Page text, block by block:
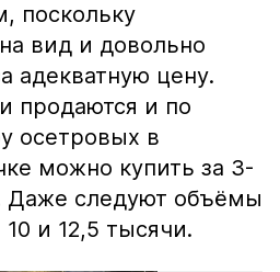
поскольку
вид и довольно
адекватную цену.
продаются и по
осетровых в
можно купить за 3-
Даже следуют объёмы
и 12,5 тысячи.